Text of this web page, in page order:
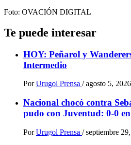
Foto: OVACIÓN DIGITAL
Te puede interesar
HOY: Peñarol y
Intermedio
Por Urugol Prensa / agosto 5, 2026
Nacional chocó contra
pudo con Juventud: 0-0
Por Urugol Prensa / septiembre